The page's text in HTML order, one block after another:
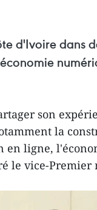
d'Ivoire dans
son
la
en ligne,
le vice-Premier